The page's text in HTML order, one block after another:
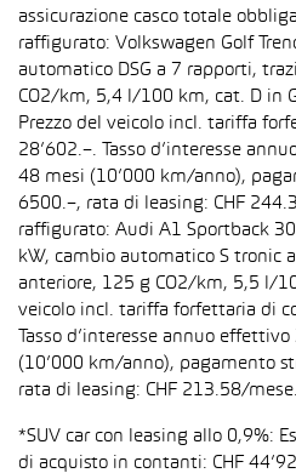
assicurazione casco totale
raffigurato: Volkswagen Golf
automatico DSG a 7 rapporti,
CO2/km, 5,4 l/100 km, cat. D in
Prezzo del veicolo incl. tariffa
28’602.–. Tasso d’interesse
48 mesi (10’000 km/anno),
6500.–, rata di leasing: CHF
raffigurato: Audi A1 Sportback
kW, cambio automatico S tronic
anteriore, 125 g CO2/km, 5,5 l/
veicolo incl. tariffa forfettaria di
Tasso d’interesse annuo
(10’000 km/anno), pagamento
rata di leasing: CHF 213.58/mese.
*SUV car con leasing allo 0,9%:
di acquisto in contanti: CHF